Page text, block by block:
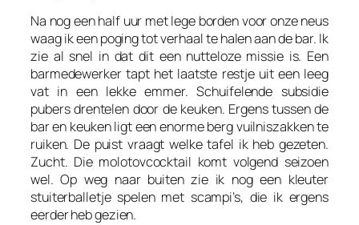
Na nog een half uur met lege borden voor onze neus
waag ik een poging tot verhaal te halen aan de bar. Ik
zie al snel in dat dit een nutteloze missie is. Een
barmedewerker tapt het laatste restje uit een leeg
vat in een lekke emmer. Schuifelende subsidie
pubers drentelen door de keuken. Ergens tussen de
bar en keuken ligt een enorme berg vuilniszakken te
ruiken. De puist vraagt welke tafel ik heb gezeten.
Zucht. Die molotovcocktail komt volgend seizoen
wel. Op weg naar buiten zie ik nog een kleuter
stuiterballetje spelen met scampi’s, die ik ergens
eerder heb gezien.